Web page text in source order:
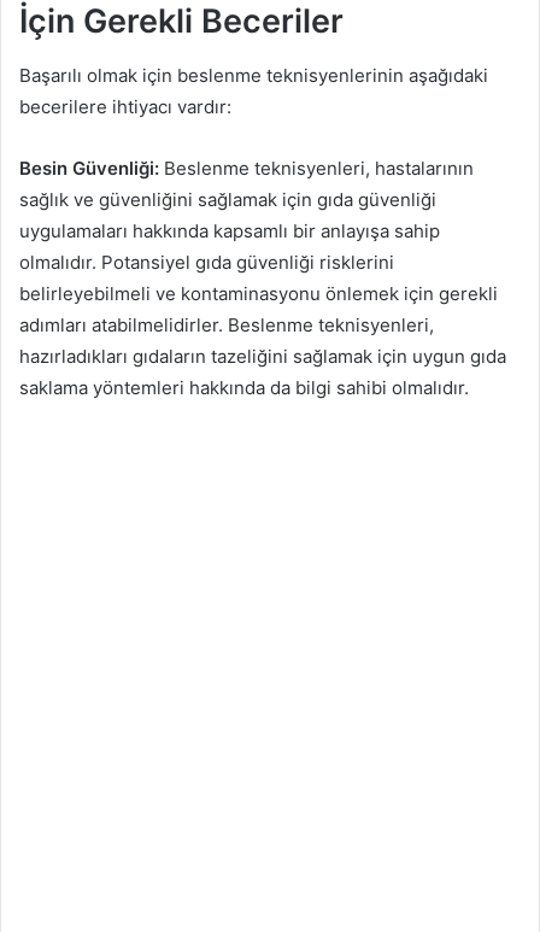
İçin Gerekli Beceriler
Başarılı olmak için beslenme teknisyenlerinin aşağıdaki
becerilere ihtiyacı vardır:
Besin Güvenliği: Beslenme teknisyenleri, hastalarının
sağlık ve güvenliğini sağlamak için gıda güvenliği
uygulamaları hakkında kapsamlı bir anlayışa sahip
olmalıdır. Potansiyel gıda güvenliği risklerini
belirleyebilmeli ve kontaminasyonu önlemek için gerekli
adımları atabilmelidirler. Beslenme teknisyenleri,
hazırladıkları gıdaların tazeliğini sağlamak için uygun gıda
saklama yöntemleri hakkında da bilgi sahibi olmalıdır.